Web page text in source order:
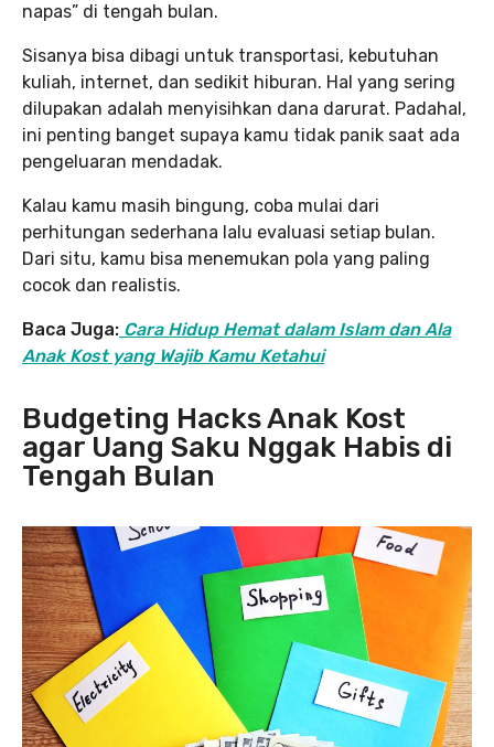
napas” di tengah bulan.
Sisanya bisa dibagi untuk transportasi, kebutuhan
kuliah, internet, dan sedikit hiburan. Hal yang sering
dilupakan adalah menyisihkan dana darurat. Padahal,
ini penting banget supaya kamu tidak panik saat ada
pengeluaran mendadak.
Kalau kamu masih bingung, coba mulai dari
perhitungan sederhana lalu evaluasi setiap bulan.
Dari situ, kamu bisa menemukan pola yang paling
cocok dan realistis.
Baca Juga: Cara Hidup Hemat dalam Islam dan Ala
Anak Kost yang Wajib Kamu Ketahui
Budgeting Hacks Anak Kost
agar Uang Saku Nggak Habis di
Tengah Bulan